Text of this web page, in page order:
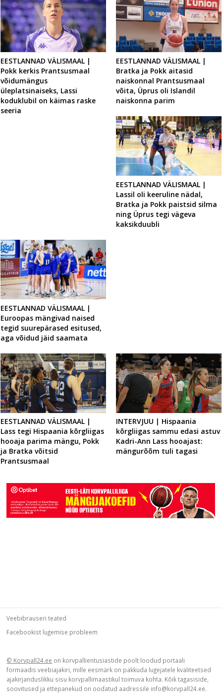
EESTLANNAD VÄLISMAAL |
Pokk kerkis Prantsusmaal
võidumängus
üleplatsinaiseks, Lassi
koduklubil on käimas raske
seeria
EESTLANNAD VÄLISMAAL |
Bratka ja Pokk aitasid
naiskonnal Prantsusmaal
võita, Üprus oli Islandil
naiskonna parim
EESTLANNAD VÄLISMAAL |
Lassil oli keeruline nädal,
Bratka ja Pokk paistsid silma
ning Üprus tegi vägeva
kaksikduubli
EESTLANNAD VÄLISMAAL |
Euroopas mängivad naised
tegid suurepärased esitused,
aga võidud jäid saamata
EESTLANNAD VÄLISMAAL |
Lass tegi Hispaania kõrgliigas
hooaja parima mängu, Pokk
ja Bratka võitsid
Prantsusmaal
INTERVJUU | Hispaania
kõrgliigas sammu edasi astuv
Kadri-Ann Lass hooajast:
mängurõõm tuli tagasi
Veebibrauseri teated
Facebookist lugemise probleem
© Korvpall24.ee on korvpallientusiastide poolt loodud portaali
formaadis veebiajakiri, mille eesmärk on pakkuda lugejatele kvaliteetsed
ajakirjanduslikku sisu korvpallimaastikul toimuva kohta. Kõik tagasiside,
soovitused ja ettepanekud on oodatud aadressile info@korvpall24.ee.